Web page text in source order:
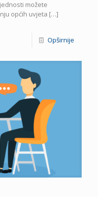
možete
općih uvjeta […]
Opširnije